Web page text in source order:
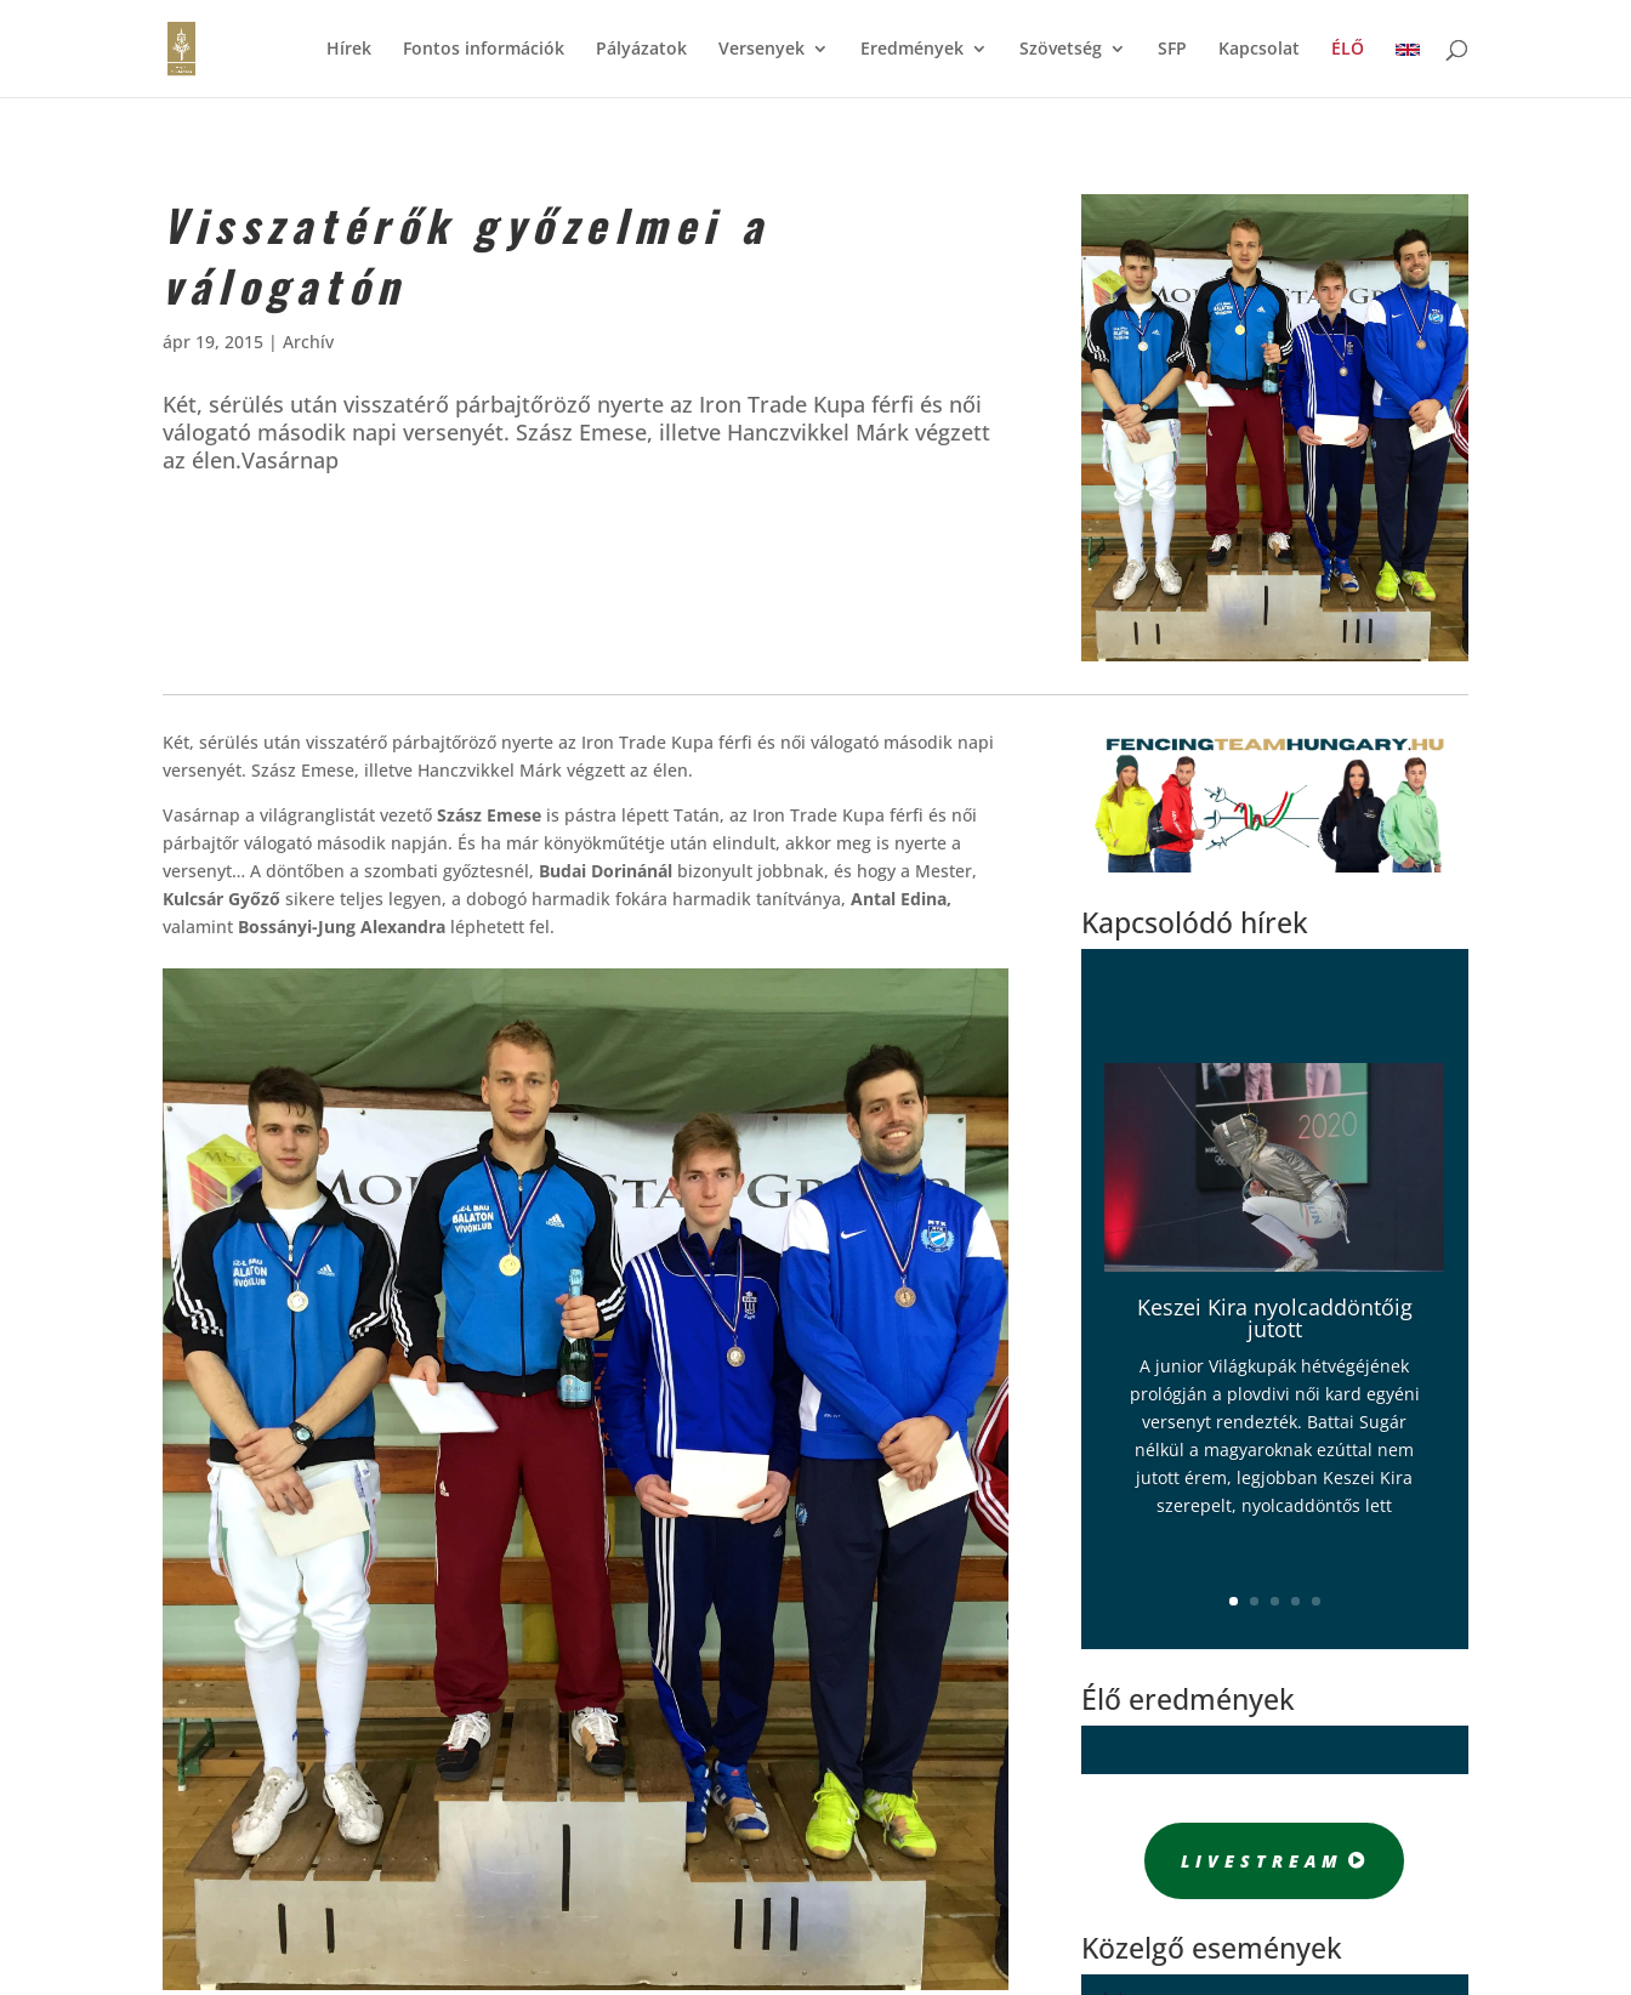
Hírek Fontos információk Pályázatok Versenyek Eredmények Szövetség SFP Kapcsolat ÉLŐ
Visszatérők győzelmei a
válogatón
ápr 19, 2015 |Archív
Két, sérülés után visszatérő párbajtőröző nyerte az Iron Trade Kupa férfi és női
válogató második napi versenyét. Szász Emese, illetve Hanczvikkel Márk végzett
az élen.Vasárnap
Két, sérülés után visszatérő párbajtőröző nyerte az Iron Trade Kupa férfi és női válogató második napi
versenyét. Szász Emese, illetve Hanczvikkel Márk végzett az élen.
Vasárnap a világranglistát vezetőSzász Emese is pástra lépett Tatán, az Iron Trade Kupa férfi és női
párbajtőr válogató második napján. És ha már könyökműtétje után elindult, akkor meg is nyerte a
versenyt… A döntőben a szombati győztesnél, Budai Dorinánál bizonyult jobbnak, és hogy a Mester,
Kulcsár Győző sikere teljes legyen, a dobogó harmadik fokára harmadik tanítványa,Antal Edina,
valamint Bossányi-Jung Alexandra léphetett fel. Kapcsolódó hírek
Keszei Kira nyolcaddöntőig
jutott
A junior Világkupák hétvégéjének
prológján a plovdivi női kard egyéni
versenyt rendezték. Battai Sugár
nélkül a magyaroknak ezúttal nem
jutott érem, legjobban Keszei Kira
szerepelt, nyolcaddöntős lett
Élő eredmények
LIVESTREAM
Közelgő események